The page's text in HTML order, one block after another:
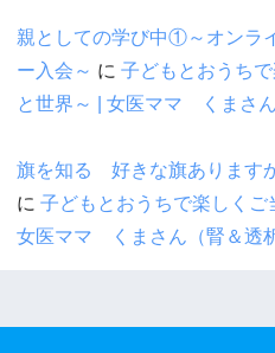
親としての学び中①～オンラ
ー入会～ に 子どもとおうち
と世界～ | 女医ママ くまさん
旗を知る 好きな旗あります
に 子どもとおうちで楽しくご
女医ママ くまさん（腎＆透